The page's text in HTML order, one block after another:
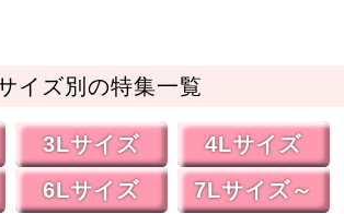
イズ別の特集一覧
3Lサイズ
4Lサイズ
6Lサイズ 7Lサイズ～